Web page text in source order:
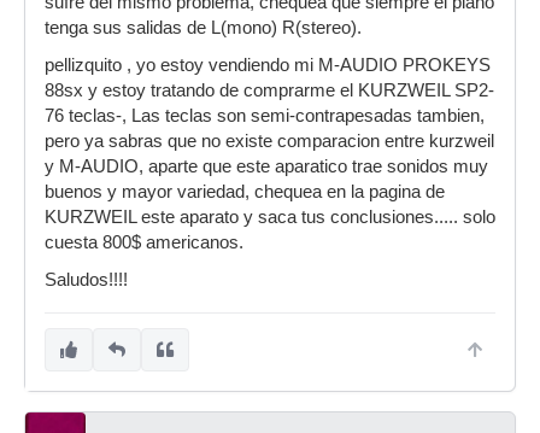
tenga sus salidas de L(mono) R(stereo).
pellizquito , yo estoy vendiendo mi M-AUDIO PROKEYS
88sx y estoy tratando de comprarme el KURZWEIL SP2-
76 teclas-, Las teclas son semi-contrapesadas tambien,
pero ya sabras que no existe comparacion entre kurzweil
y M-AUDIO, aparte que este aparatico trae sonidos muy
buenos y mayor variedad, chequea en la pagina de
KURZWEIL este aparato y saca tus conclusiones..... solo
cuesta 800$ americanos.
Saludos!!!!